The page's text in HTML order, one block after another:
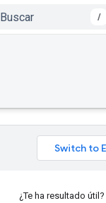
/
¿Te ha resultado útil?